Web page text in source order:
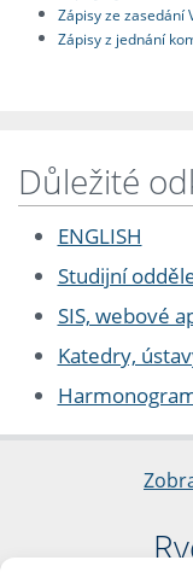
Zápisy ze zasedání
Zápisy z jednání
Důležité
ENGLISH
Studijní
SIS, webové
Katedry,